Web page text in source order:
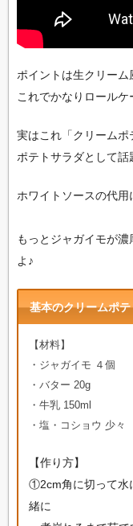
ポイントは生クリーム
これでかなりロールケ
実はこれ「クリーム
ポテトサラダとして話
ホワイトソースの代用
もっとジャガイモが
よ♪
基本のクリームポ
【材料】
・ジャガイモ ４個
・バター 20g
・牛乳 150ml
・塩・コショウ 少々
【作り方】
①2cm角に切って水
緒に